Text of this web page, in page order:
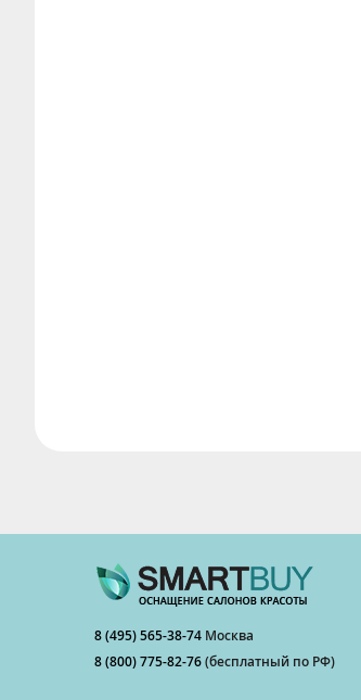
8 (495) 565-38-74 Москва
8 (800) 775-82-76(бесплатный по РФ)